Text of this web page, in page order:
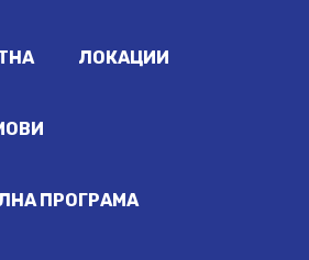
ЛОКАЦИИ
ПРОГРАМА